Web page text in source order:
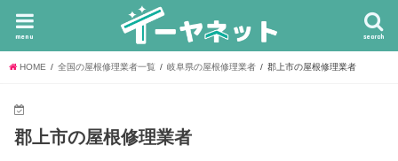
search
menu
HOME 全国の屋根修理業者一覧 岐阜県の屋根修理業者 郡上市の屋根修理業者
郡上市の屋根修理業者